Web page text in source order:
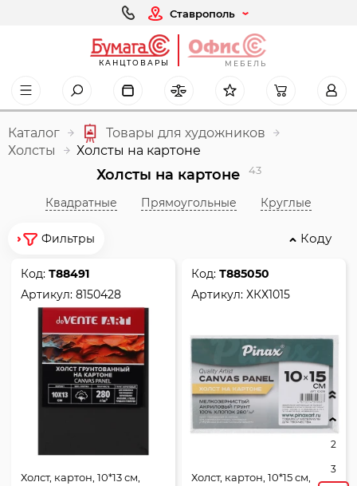
Ставрополь
КАНЦТОВАРЫ МЕБЕЛЬ
Каталог
Товары для художников
Холсты
Холсты на картоне
Холсты на картоне 43
Квадратные Прямоугольные Круглые
Фильтры Коду
Код:Т88491
Артикул:8150428
Холст, картон, 10*13 см,
Код:Т885050
Артикул:ХКХ1015
Холст, картон, 10*15 см,
2
3